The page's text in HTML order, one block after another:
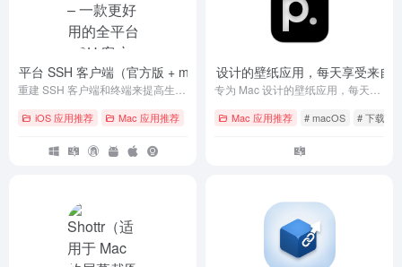
平台 SSH 客户端（官方版 + macOS asar 破解）- v9.41.1
iOS 应用推荐 Mac 应用推荐 # Android # iOS # Linux
pap.er 优雅壁纸 – 专为 Mac 设计的壁纸应用，每天享受来自
Mac 应用推荐 # macOS # 下载